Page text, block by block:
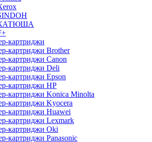
КАТЮША
картриджи
картриджи Brother
картриджи Canon
картриджи Deli
картриджи Epson
картриджи HP
картриджи Konica Minolta
картриджи Kyocera
картриджи Huawei
картриджи Lexmark
картриджи Oki
картриджи Panasonic